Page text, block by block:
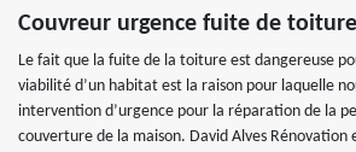
Couvreur urgence fuite de toiture
Le fait que la fuite de la toiture est dangereuse
viabilité d’un habitat est la raison pour laquelle
intervention d’urgence pour la réparation de la
couverture de la maison. David Alves Rénovation